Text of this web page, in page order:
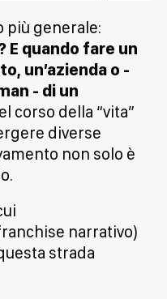
più generale:
E quando fare un
un’azienda o -
- di un
corso della “vita”
diverse
non solo è
narrativo)
strada